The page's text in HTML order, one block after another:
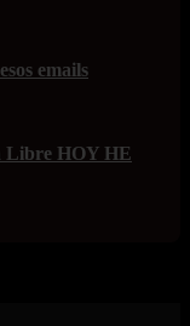
emails
Libre HOY HE